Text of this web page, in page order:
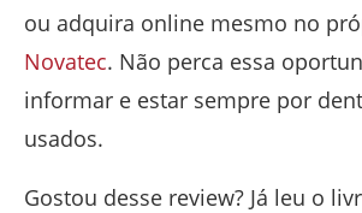
ou adquira online mesmo no
Novatec. Não perca essa
informar e estar sempre por
usados.
Gostou desse review? Já leu o